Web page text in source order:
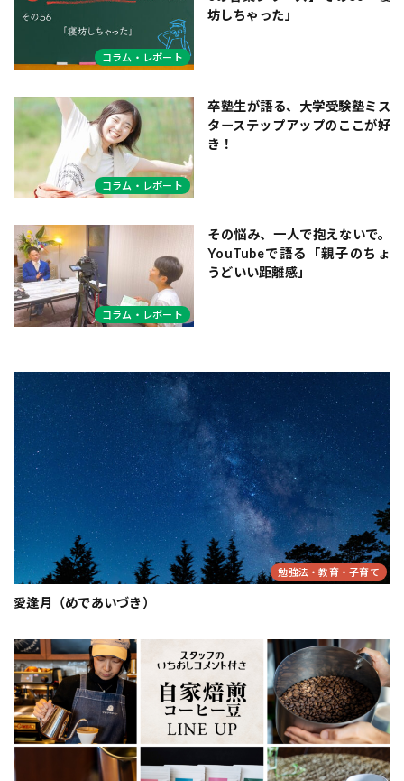
コラム・レポート
坊しちゃった」
コラム・レポート
卒塾生が語る、大学受験塾ミス
ターステップアップのここが好
き！
コラム・レポート
その悩み、一人で抱えないで。
YouTubeで語る「親子のちょ
うどいい距離感」
勉強法・教育・子育て
愛逢月（めであいづき）